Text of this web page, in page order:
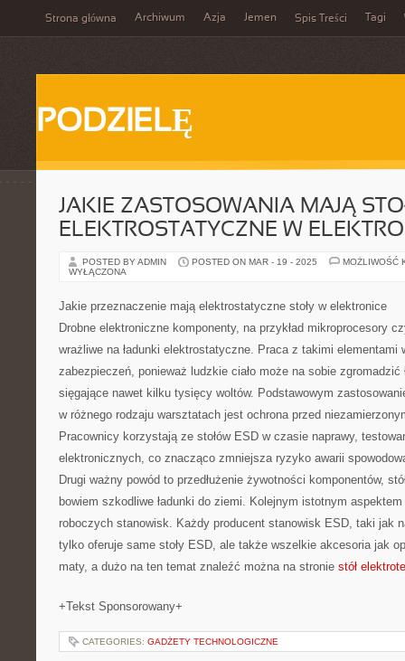
Strona główna Archiwum Azja Jemen Spis Treści Tagi
PODZIELĘ
JAKIE ZASTOSOWANIA MAJĄ
ELEKTROSTATYCZNE W
POSTED BY ADMIN POSTED ON MAR - 19 - 2025
MOŻLIWOŚĆ
WYŁĄCZONA
Jakie przeznaczenie mają elektrostatyczne stoły w elektronice
Drobne elektroniczne komponenty, na przykład mikroprocesory
wrażliwe na ładunki elektrostatyczne. Praca z takimi elementami
zabezpieczeń, ponieważ ludzkie ciało może na sobie zgromadzić
sięgające nawet kilku tysięcy woltów. Podstawowym
w różnego rodzaju warsztatach jest ochrona przed
Pracownicy korzystają ze stołów ESD w czasie naprawy,
elektronicznych, co znacząco zmniejsza ryzyko awarii
Drugi ważny powód to przedłużenie żywotności komponentów,
bowiem szkodliwe ładunki do ziemi. Kolejnym istotnym
roboczych stanowisk. Każdy producent stanowisk ESD, taki jak
tylko oferuje same stoły ESD, ale także wszelkie akcesoria jak
maty, a dużo na ten temat znaleźć można na stronie stół
+Tekst Sponsorowany+
CATEGORIES: GADŻETY TECHNOLOGICZNE